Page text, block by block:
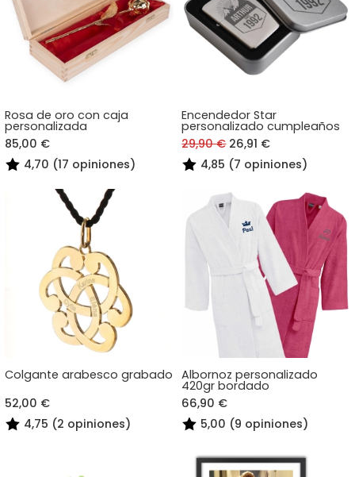
Rosa de oro con caja
personalizada
85,00 €
4,70 (17 opiniones)
Encendedor Star
personalizado cumpleaños
29,90 €26,91 €
4,85 (7 opiniones)
Colgante arabesco grabado
52,00 €
4,75 (2 opiniones)
Albornoz personalizado
420gr bordado
66,90 €
5,00 (9 opiniones)